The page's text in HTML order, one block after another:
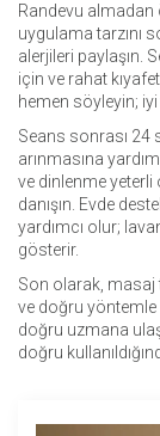
Randevu almadan
uygulama tarzını
alerjileri paylaşın.
için ve rahat
hemen söyleyin; iyi
Seans sonrası 24
arınmasına
ve dinlenme yeterli
danışın. Evde
yardımcı olur;
gösterir.
Son olarak, masaj
ve doğru yöntemle
doğru uzmana
doğru